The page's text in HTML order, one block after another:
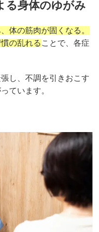
る身体のゆがみ
体の筋肉が固くなる。
の乱れる ことで、各症
し、不調を引きおこす
ています。